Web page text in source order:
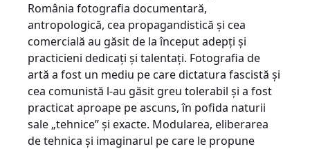
România fotografia documentară,
antropologică, cea propagandistică și cea
comercială au găsit de la început adepți și
practicieni dedicați și talentați. Fotografia de
artă a fost un mediu pe care dictatura fascistă și
cea comunistă l-au găsit greu tolerabil și a fost
practicat aproape pe ascuns, în pofida naturii
sale „tehnice” și exacte. Modularea, eliberarea
de tehnica și imaginarul pe care le propune